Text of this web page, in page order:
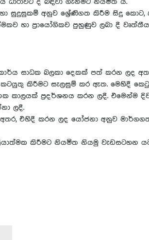
ද බඳවා ගැනීමට නියමිත ය.
අනුව ශ්‍රේණිගත කිරීම සිදු කොට,
හා ප්‍රායෝගිකව පුහුණුව ලබා දී
සාධක බලකා දෙකක් පත් කරන ලද
කිරීමට සැලසුම් කර ඇත. මෙහිදී
කාලයක් ප්‍රදර්ශනය කරන ලදී. ‍එමෙන්ම
ලදී.
එහිදී කරන ලද යෝජනා අනුව
කිරීමට නියමිත නියමු වැඩසටහන